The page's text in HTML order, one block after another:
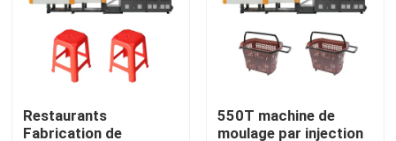
Machine hydraulique de moulage par injection
Restaurants
Fabrication de
550T machine de
moulage par injection